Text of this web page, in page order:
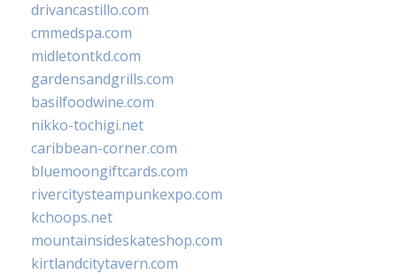
drivancastillo.com
cmmedspa.com
midletontkd.com
gardensandgrills.com
basilfoodwine.com
nikko-tochigi.net
caribbean-corner.com
bluemoongiftcards.com
rivercitysteampunkexpo.com
kchoops.net
mountainsideskateshop.com
kirtlandcitytavern.com